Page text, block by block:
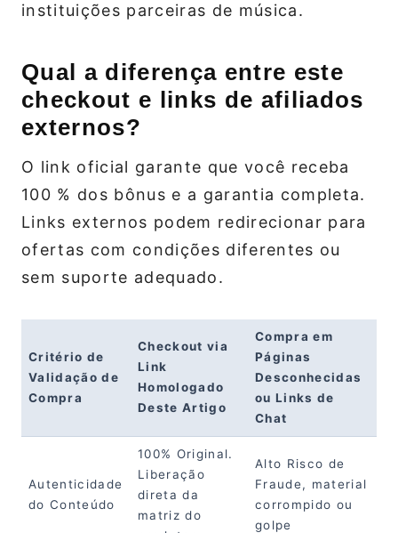
instituições parceiras de música.
Qual a diferença entre este
checkout e links de afiliados
externos?
O link oficial garante que você receba
100 % dos bônus e a garantia completa.
Links externos podem redirecionar para
ofertas com condições diferentes ou
sem suporte adequado.
Critério de
Validação de
Compra
Checkout via
Link
Homologado
Deste Artigo
Compra em
Páginas
Desconhecidas
ou Links de
Chat
Autenticidade
do Conteúdo
100% Original.
Liberação
direta da
matriz do
Alto Risco de
Fraude, material
corrompido ou
golpe